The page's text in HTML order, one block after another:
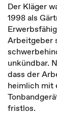
Der Kläger
1998 als
Arbeitgeber
unkündbar.
dass der
heimlich mit
fristlos.